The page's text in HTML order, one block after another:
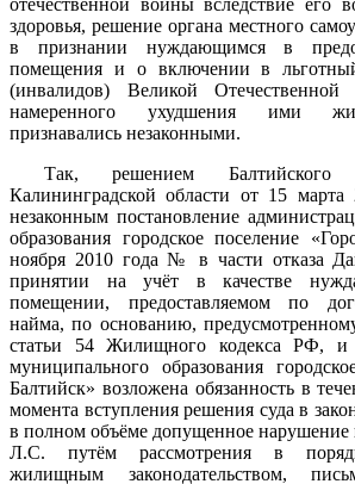
отечественной войны вследствие его
здоровья, решение органа местного
в признании нуждающимся в
помещения и о включении в
(инвалидов) Великой
намеренного ухудшения ими
признавались незаконными.
Так, решением Балтийского
Калининградской области от 15 марта
незаконным постановление
образования городское поселение
ноября 2010 года № в части отказа
принятии на учёт в качестве
помещении, предоставляемом по
найма, по основанию,
статьи 54 Жилищного кодекса РФ, и
муниципального образования
Балтийск» возложена обязанность в
момента вступления решения суда в
в полном объёме допущенное нарушение
Л.С. путём рассмотрения в
жилищным законодательством,